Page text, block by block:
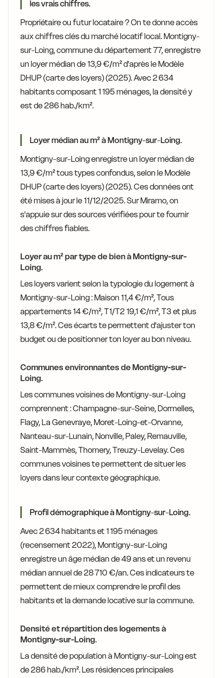
les vrais chiffres.
Propriétaire ou futur locataire ? On te donne accès
aux chiffres clés du marché locatif local. Montigny-
sur-Loing, commune du département 77, enregistre
un loyer médian de 13,9 €/m² d'après le Modèle
DHUP (carte des loyers) (2025). Avec 2 634
habitants composant 1 195 ménages, la densité y
est de 286 hab./km².
Loyer médian au m² à Montigny-sur-Loing.
Montigny-sur-Loing enregistre un loyer médian de
13,9 €/m² tous types confondus, selon le Modèle
DHUP (carte des loyers) (2025). Ces données ont
été mises à jour le 11/12/2025. Sur Miramo, on
s'appuie sur des sources vérifiées pour te fournir
des chiffres fiables.
Loyer au m² par type de bien à Montigny-sur-
Loing.
Les loyers varient selon la typologie du logement à
Montigny-sur-Loing : Maison 11,4 €/m², Tous
appartements 14 €/m², T1/T2 19,1 €/m², T3 et plus
13,8 €/m². Ces écarts te permettent d'ajuster ton
budget ou de positionner ton loyer au bon niveau.
Communes environnantes de Montigny-sur-
Loing.
Les communes voisines de Montigny-sur-Loing
comprennent : Champagne-sur-Seine, Dormelles,
Flagy, La Genevraye, Moret-Loing-et-Orvanne,
Nanteau-sur-Lunain, Nonville, Paley, Remauville,
Saint-Mammès, Thomery, Treuzy-Levelay. Ces
communes voisines te permettent de situer les
loyers dans leur contexte géographique.
Profil démographique à Montigny-sur-Loing.
Avec 2 634 habitants et 1 195 ménages
(recensement 2022), Montigny-sur-Loing
enregistre un âge médian de 49 ans et un revenu
médian annuel de 28 710 €/an. Ces indicateurs te
permettent de mieux comprendre le profil des
habitants et la demande locative sur la commune.
Densité et répartition des logements à
Montigny-sur-Loing.
La densité de population à Montigny-sur-Loing est
de 286 hab./km². Les résidences principales